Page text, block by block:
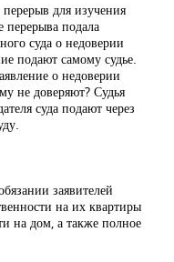
для изучения
перерыва подала
суда о недоверии
подают самому судье.
о недоверии
не доверяют? Судья
суда подают через
заявителей
на их квартиры
на дом, а также полное